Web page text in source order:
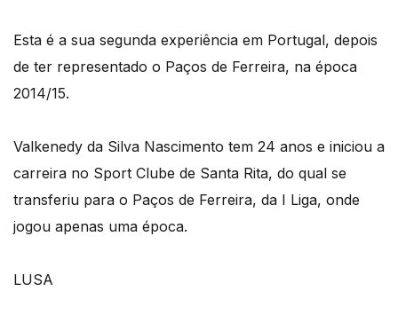
Esta é a sua segunda experiência em Portugal, depois
de ter representado o Paços de Ferreira, na época
2014/15.
Valkenedy da Silva Nascimento tem 24 anos e iniciou a
carreira no Sport Clube de Santa Rita, do qual se
transferiu para o Paços de Ferreira, da I Liga, onde
jogou apenas uma época.
LUSA